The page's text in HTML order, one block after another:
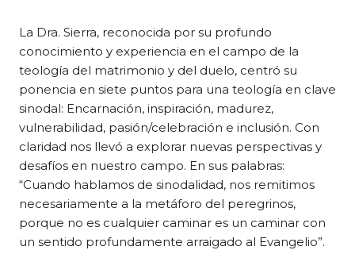
La Dra. Sierra, reconocida por su profundo
conocimiento y experiencia en el campo de la
teología del matrimonio y del duelo, centró su
ponencia en siete puntos para una teología en clave
sinodal: Encarnación, inspiración, madurez,
vulnerabilidad, pasión/celebración e inclusión. Con
claridad nos llevó a explorar nuevas perspectivas y
desafíos en nuestro campo. En sus palabras:
“Cuando hablamos de sinodalidad, nos remitimos
necesariamente a la metáforo del peregrinos,
porque no es cualquier caminar es un caminar con
un sentido profundamente arraigado al Evangelio”.